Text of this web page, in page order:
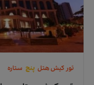
تور کیشهتل پنج ستاره